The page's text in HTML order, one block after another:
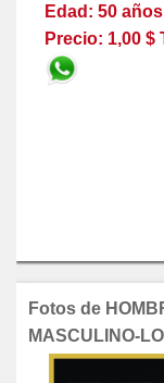
Edad: 50 años
Precio: 1,00
Fotos de
MASCULINO-